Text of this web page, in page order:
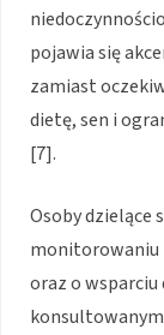
pojawia się
zamiast
dietę, sen i
[7].
Osoby dzielące
monitorowaniu
oraz o